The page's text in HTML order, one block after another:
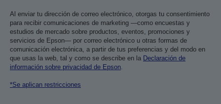
Al enviar tu dirección de correo electrónico, otorgas tu consentimiento
para recibir comunicaciones de marketing —como encuestas y
estudios de mercado sobre productos, eventos, promociones y
servicios de Epson— por correo electrónico u otras formas de
comunicación electrónica, a partir de tus preferencias y del modo en
que usas la web, tal y como se describe en la Declaración de
información sobre privacidad de Epson.
*Se aplican restricciones